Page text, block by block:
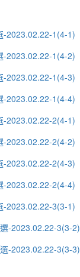
-2023.02.22-1(4-1)
-2023.02.22-1(4-2)
-2023.02.22-1(4-3)
-2023.02.22-1(4-4)
-2023.02.22-2(4-1)
-2023.02.22-2(4-2)
-2023.02.22-2(4-3)
-2023.02.22-2(4-4)
-2023.02.22-3(3-1)
-2023.02.22-3(3-2)
-2023.02.22-3(3-3)